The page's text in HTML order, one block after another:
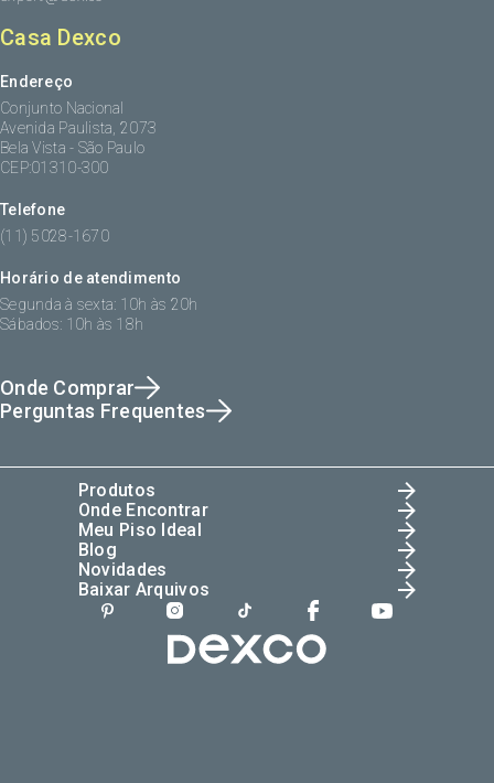
Casa Dexco
Endereço
Conjunto Nacional
Avenida Paulista, 2073
Bela Vista - São Paulo
CEP:01310-300
Telefone
(11) 5028-1670
Horário de atendimento
Segunda à sexta: 10h às 20h
Sábados: 10h às 18h
Onde Comprar
Perguntas Frequentes
Produtos
Onde Encontrar
Meu Piso Ideal
Blog
Novidades
Baixar Arquivos